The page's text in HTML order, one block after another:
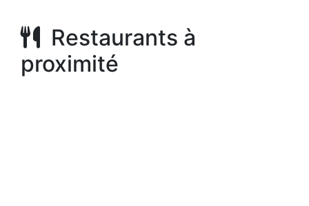
Restaurants à
proximité